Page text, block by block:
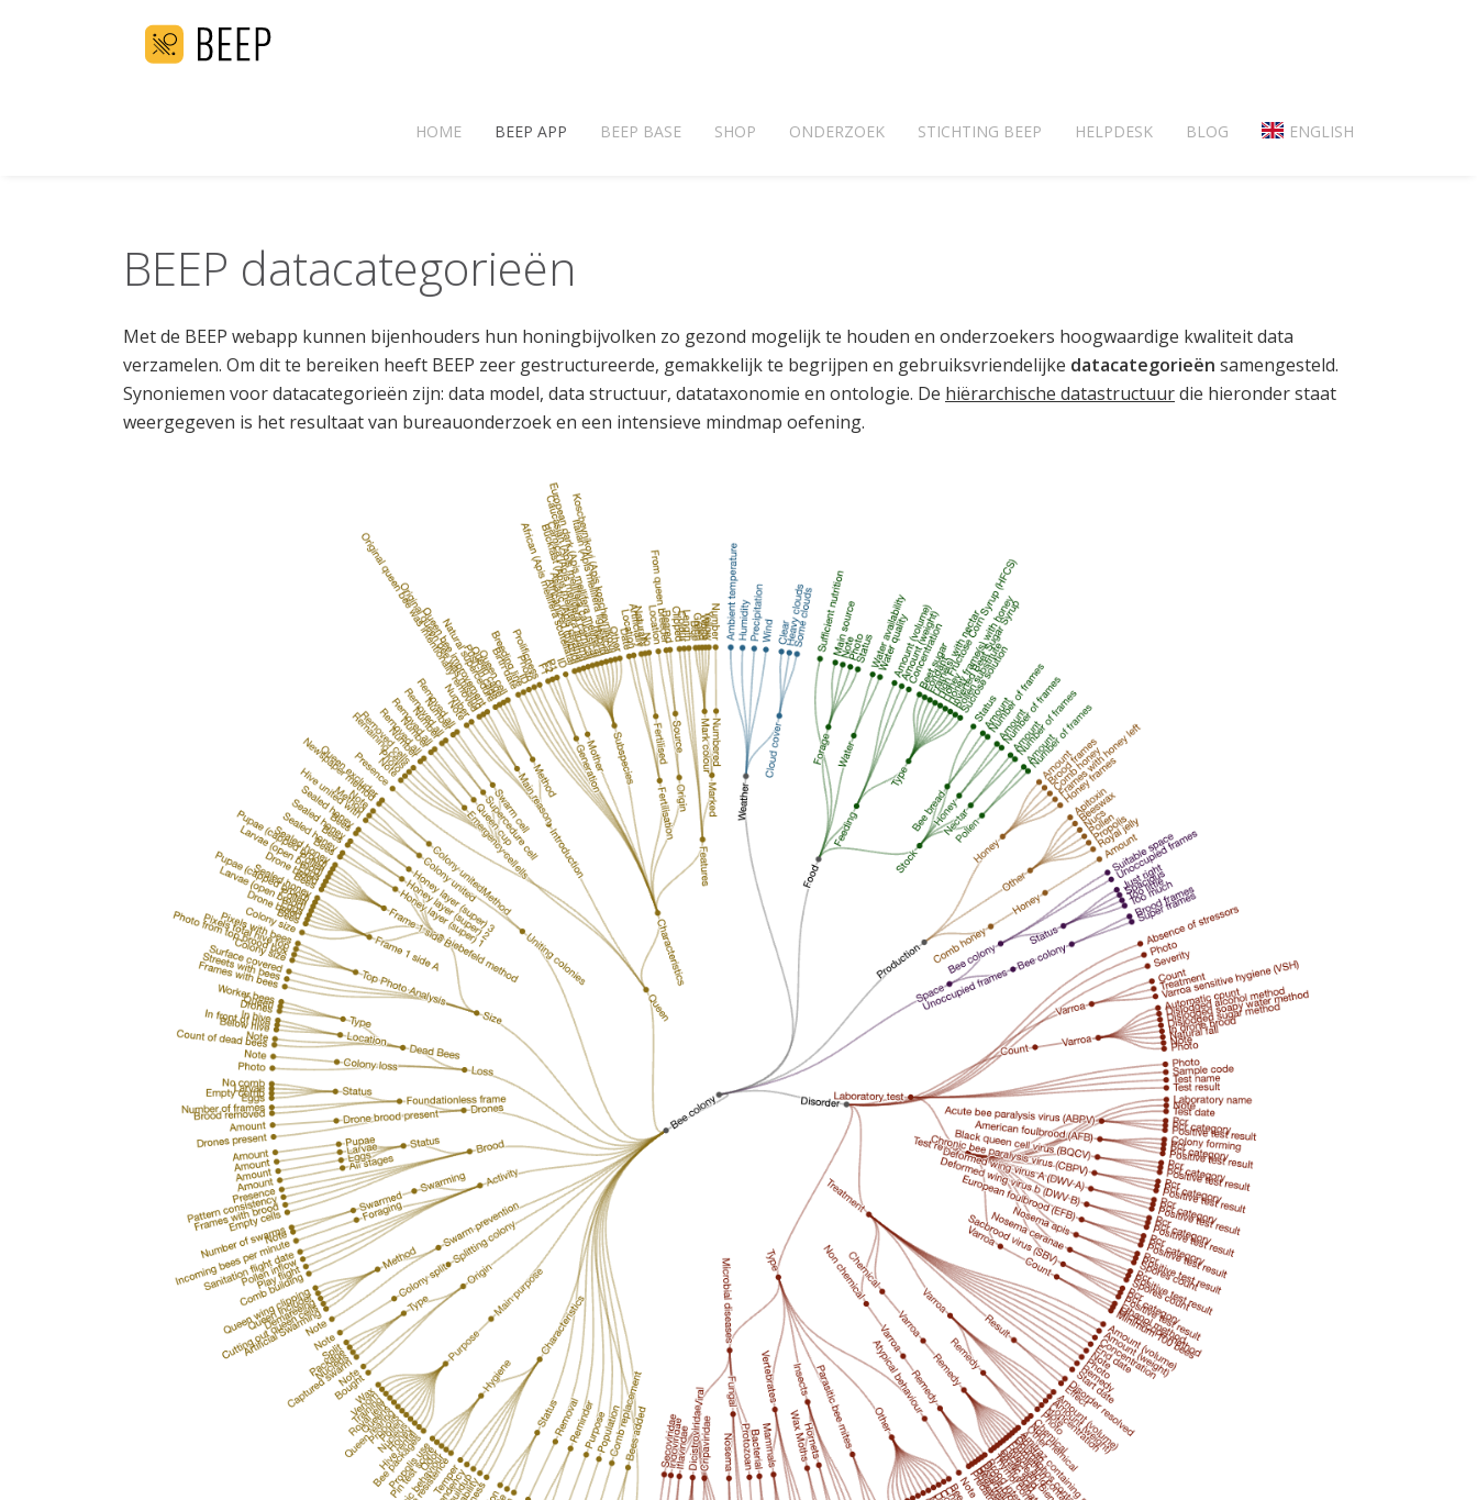
HOME BEEP APP BEEP BASE SHOP ONDERZOEK STICHTING BEEP HELPDESK BLOG ENGLISH
BEEP datacategorieën
Met de BEEP webapp kunnen bijenhouders hun honingbijvolken zo gezond mogelijk te houden en onderzoekers hoogwaardige kwaliteit data
verzamelen. Om dit te bereiken heeft BEEP zeer gestructureerde, gemakkelijk te begrijpen en gebruiksvriendelijke datacategorieën samengesteld.
Synoniemen voor datacategorieën zijn: data model, data structuur, datataxonomie en ontologie. De hiërarchische datastructuurdie hieronder staat
weergegeven is het resultaat van bureauonderzoek en een intensieve mindmap oefening.